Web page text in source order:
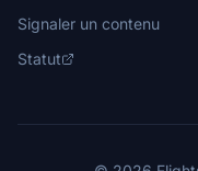
Signaler un contenu
Statut